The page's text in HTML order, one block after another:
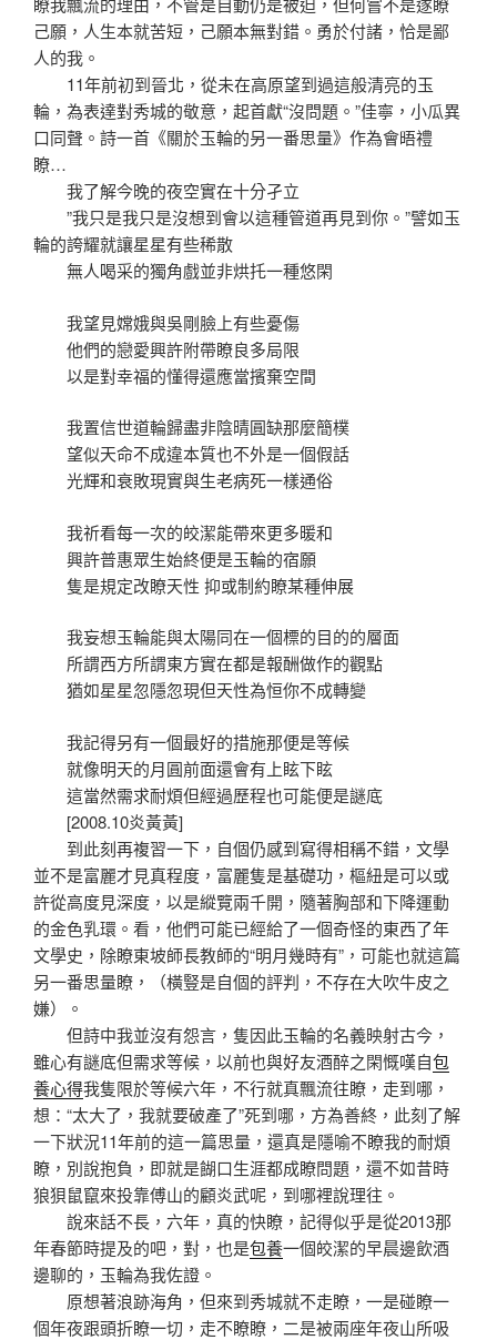
己願，人生本就苦短，己願本無對錯。勇於付諸，恰是鄙
人的我。
11年前初到晉北，從未在高原望到過這般清亮的玉
輪，為表達對秀城的敬意，起首獻“沒問題。”佳寧，小瓜異
口同聲。詩一首《關於玉輪的另一番思量》作為會晤禮
瞭…
我了解今晚的夜空實在十分孑立
”我只是我只是沒想到會以這種管道再見到你。”譬如玉
輪的誇耀就讓星星有些稀散
無人喝采的獨角戲並非烘托一種悠閑
我望見嫦娥與吳剛臉上有些憂傷
他們的戀愛興許附帶瞭良多局限
以是對幸福的懂得還應當擯棄空間
我置信世道輪歸盡非陰晴圓缺那麼簡樸
望似天命不成違本質也不外是一個假話
光輝和衰敗現實與生老病死一樣通俗
我祈看每一次的皎潔能帶來更多暖和
興許普惠眾生始終便是玉輪的宿願
隻是規定改瞭天性 抑或制約瞭某種伸展
我妄想玉輪能與太陽同在一個標的目的的層面
所謂西方所謂東方實在都是報酬做作的觀點
猶如星星忽隱忽現但天性為恒你不成轉變
我記得另有一個最好的措施那便是等候
就像明天的月圓前面還會有上眩下眩
這當然需求耐煩但經過歷程也可能便是謎底
[2008.10炎黃黃]
到此刻再複習一下，自個仍感到寫得相稱不錯，文學
並不是富麗才見真程度，富麗隻是基礎功，樞紐是可以或
許從高度見深度，以是縱覽兩千開，隨著胸部和下降運動
的金色乳環。看，他們可能已經給了一個奇怪的東西了年
文學史，除瞭東坡師長教師的“明月幾時有”，可能也就這篇
另一番思量瞭，（橫豎是自個的評判，不存在大吹牛皮之
嫌）。
但詩中我並沒有怨言，隻因此玉輪的名義映射古今，
雖心有謎底但需求等候，以前也與好友酒醉之閑慨嘆自包
養心得我隻限於等候六年，不行就真飄流往瞭，走到哪，
想：“太大了，我就要破產了”死到哪，方為善終，此刻了解
一下狀況11年前的這一篇思量，還真是隱喻不瞭我的耐煩
瞭，別說抱負，即就是餬口生涯都成瞭問題，還不如昔時
狼狽鼠竄來投靠傅山的顧炎武呢，到哪裡說理往。
說來話不長，六年，真的快瞭，記得似乎是從2013那
年春節時提及的吧，對，也是包養一個皎潔的早晨邊飲酒
邊聊的，玉輪為我佐證。
原想著浪跡海角，但來到秀城就不走瞭，一是碰瞭一
個年夜跟頭折瞭一切，走不瞭瞭，二是被兩座年夜山所吸